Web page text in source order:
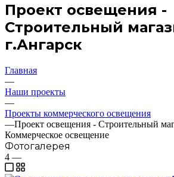
Проект освещения -
Строительный
г.Ангарск
Главная
—
Наши проекты
—
Проекты коммерческого освещения
—Проект освещения - Строительный
Коммерческое освещение
Фотогалерея
4 —